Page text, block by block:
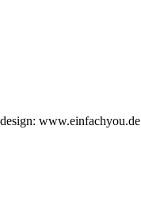
www.einfachyou.de